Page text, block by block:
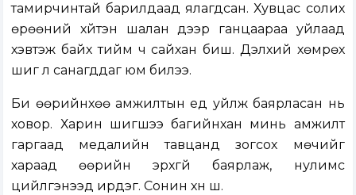
тамирчинтай барилдаад ялагдсан. Хувцас солих
өрөөний хүйтэн шалан дээр ганцаараа уйлаад
хэвтэж байх тийм ч сайхан биш. Дэлхий хөмрөх
шиг л санагддаг юм билээ.
Би өөрийнхөө амжилтын үед уйлж баярласан нь
ховор. Харин шигшээ багийнхан минь амжилт
гаргаад медалийн тавцанд зогсох мөчийг
хараад өөрийн эрхгүй баярлаж, нулимс
цийлгэнээд ирдэг. Сонин хүн шүү.